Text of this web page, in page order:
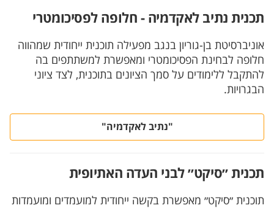
תכנית נתיב לאקדמיה - חלופה לפסיכומטרי
אוניברסיטת בן-גוריון בנגב מפעילה תוכנית ייחודית שמהווה
חלופה לבחינת הפסיכומטרי ומאפשרת למשתתפים בה
להתקבל ללימודים על סמך הציונים בתוכנית, לצד ציוני
הבגרויות.
"נתיב לאקדמיה"
תכנית ״סיקט״ לבני העדה האתיופית
תוכנית ״סיקט״ מאפשרת בקשה ייחודית למועמדים ומועמדות